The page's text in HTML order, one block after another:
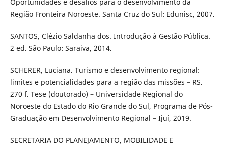
Oportunidades e desafios para o desenvolvimento da
Região Fronteira Noroeste. Santa Cruz do Sul: Edunisc, 2007.
SANTOS, Clézio Saldanha dos. Introdução à Gestão Pública.
2 ed. São Paulo: Saraiva, 2014.
SCHERER, Luciana. Turismo e desenvolvimento regional:
limites e potencialidades para a região das missões – RS.
270 f. Tese (doutorado) – Universidade Regional do
Noroeste do Estado do Rio Grande do Sul, Programa de Pós-
Graduação em Desenvolvimento Regional – Ijuí, 2019.
SECRETARIA DO PLANEJAMENTO, MOBILIDADE E